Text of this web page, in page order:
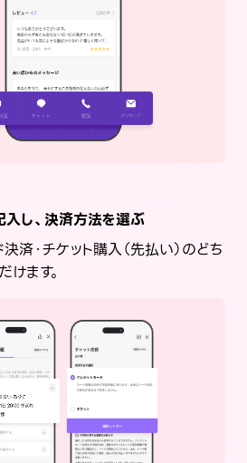
入し、決済方法を選ぶ
済・チケット購入（先払い）のどち
ます。